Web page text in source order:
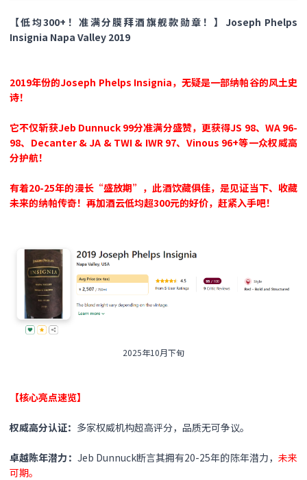
【低均300+！准满分膜拜酒旗舰款勋章！】Joseph Phelps
Insignia Napa Valley 2019
2019年份的Joseph Phelps Insignia，无疑是一部纳帕谷的风土史
诗！
它不仅斩获Jeb Dunnuck 99分准满分盛赞，更获得JS 98、WA 96-
98、Decanter & JA & TWI & IWR 97、Vinous 96+等一众权威高
分护航！
有着20-25年的漫长“盛放期”，此酒饮藏俱佳，是见证当下、收藏
未来的纳帕传奇！ 再加酒云低均超300元的好价，赶紧入手吧！
2025年10月下旬
【核心亮点速览】​​
权威高分认证​： 多家权威机构超高评分，品质无可争议。
​卓越陈年潜力​： Jeb Dunnuck断言其拥有20-25年的陈年潜力， 未来
可期。